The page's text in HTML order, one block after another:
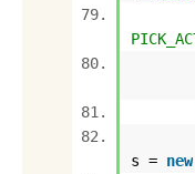
s = new